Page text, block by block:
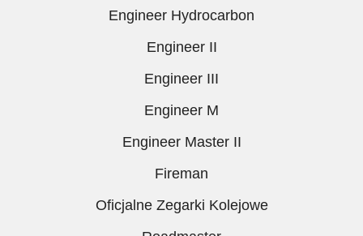
Engineer Hydrocarbon
Engineer II
Engineer III
Engineer M
Engineer Master II
Fireman
Oficjalne Zegarki Kolejowe